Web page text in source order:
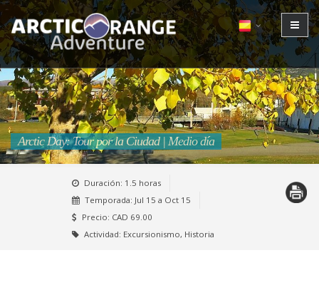
Arctic Day: Tour por la Ciudad | Medio día
Duración: 1.5 horas
Temporada: Jul 15 a Oct 15
Precio: CAD 69.00
Actividad: Excursionismo, Historia